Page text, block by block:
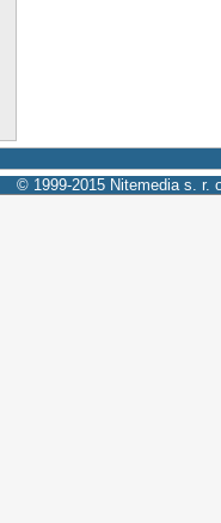
© 1999-2015 Nitemedia s. r.